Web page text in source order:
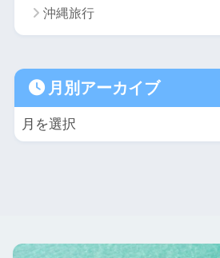
沖縄旅行
月別アーカイブ